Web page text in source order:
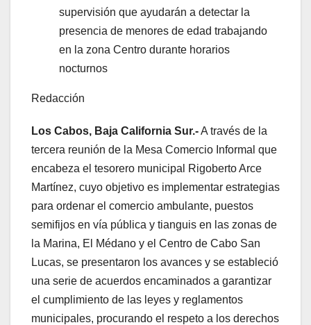
supervisión que ayudarán a detectar la
presencia de menores de edad trabajando
en la zona Centro durante horarios
nocturnos
Redacción
Los Cabos, Baja California Sur.-A través de la
tercera reunión de la Mesa Comercio Informal que
encabeza el tesorero municipal Rigoberto Arce
Martínez, cuyo objetivo es implementar estrategias
para ordenar el comercio ambulante, puestos
semifijos en vía pública y tianguis en las zonas de
la Marina, El Médano y el Centro de Cabo San
Lucas, se presentaron los avances y se estableció
una serie de acuerdos encaminados a garantizar
el cumplimiento de las leyes y reglamentos
municipales, procurando el respeto a los derechos